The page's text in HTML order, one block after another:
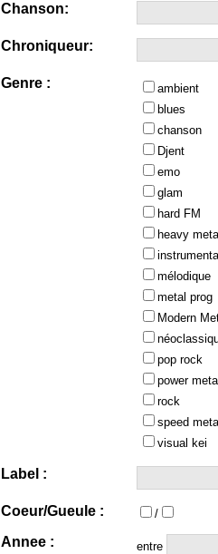
Chanson:
Chroniqueur:
Genre :
ambient
blues
chanson
Djent
emo
glam
hard FM
heavy
mélodique
metal prog
Modern
pop rock
power
rock
speed
visual kei
Label :
Coeur/Gueule : /
Annee : entre